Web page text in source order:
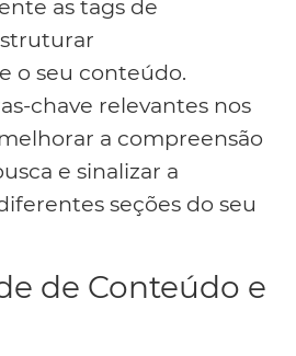
as tags de
o seu conteúdo.
chave relevantes nos
a compreensão
e sinalizar a
seções do seu
de Conteúdo e